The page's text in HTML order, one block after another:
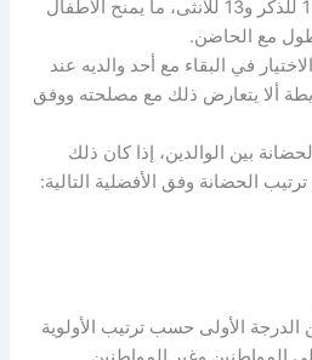
كان في السابق 11 للذكر و13 للأنثى، ما يمنح الأطفال
مع الحاضن.
في البقاء مع أحد والديه عند
15، شريطة ألا يتعارض ذلك مع مصلحته ووفق
بين الوالدين، إذا كان ذلك
الحضانة وفق الأفضلية التالية:
الدرجة الأولى حسب ترتيب الأولوية